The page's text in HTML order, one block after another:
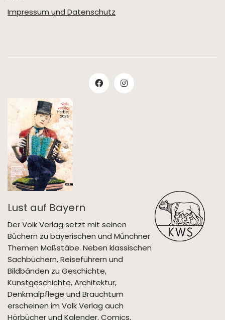
Impressum und Datenschutz
Lust auf Bayern
Der Volk Verlag setzt mit seinen
Büchern zu bayerischen und Münchner
Themen Maßstäbe. Neben klassischen
Sachbüchern, Reiseführern und
Bildbänden zu Geschichte,
Kunstgeschichte, Architektur,
Denkmalpflege und Brauchtum
erscheinen im Volk Verlag auch
Hörbücher und Kalender, Comics,